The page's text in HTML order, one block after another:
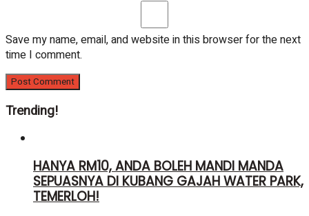
Save my name, email, and website in this browser for the next
time I comment.
Trending!
HANYA RM10, ANDA BOLEH MANDI MANDA
SEPUASNYA DI KUBANG GAJAH WATER PARK,
TEMERLOH!